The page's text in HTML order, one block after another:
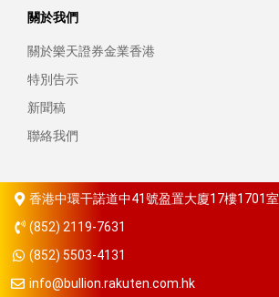
關於我們
關於樂天證券金業香港
特別告示
新聞稿
聯絡我們
香港中環干諾道中41號盈置大廈17樓1701室
(852) 2119-7631
(852) 5503-4131
info@bullion.rakuten.com.hk